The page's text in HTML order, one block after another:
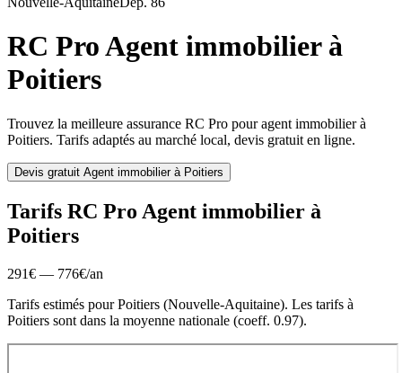
RC ProAgent immobilierà
Poitiers
Trouvez la meilleure assurance RC Pro pouragent immobilierà
Poitiers. Tarifs adaptés au marché local, devis gratuit en ligne.
Devis gratuit Agent immobilierà Poitiers
Tarifs RC Pro Agent immobilier à
Poitiers
291€ — 776€/an
Tarifs estimés pourPoitiers (Nouvelle-Aquitaine). Les tarifs à
Poitiers sont dans la moyenne nationale (coeff. 0.97).